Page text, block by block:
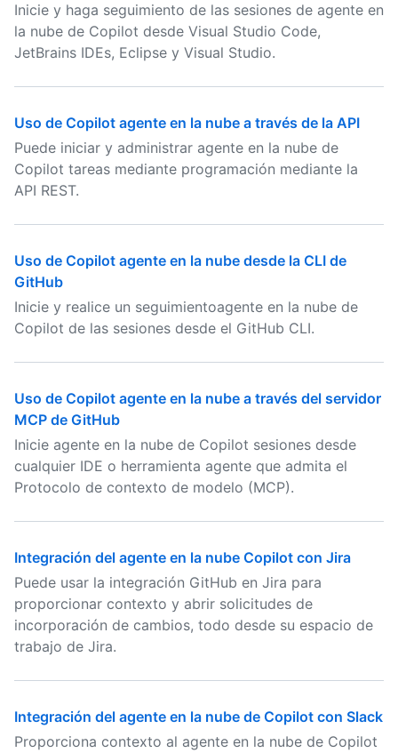
Inicie y haga seguimiento de las sesiones de agente en
la nube de Copilot desde Visual Studio Code,
JetBrains IDEs, Eclipse y Visual Studio.
Uso de Copilot agente en la nube a través de la API
Puede iniciar y administrar agente en la nube de
Copilot tareas mediante programación mediante la
API REST.
Uso de Copilot agente en la nube desde la CLI de
GitHub
Inicie y realice un seguimientoagente en la nube de
Copilot de las sesiones desde el GitHub CLI.
Uso de Copilot agente en la nube a través del servidor
MCP de GitHub
Inicie agente en la nube de Copilot sesiones desde
cualquier IDE o herramienta agente que admita el
Protocolo de contexto de modelo (MCP).
Integración del agente en la nube Copilot con Jira
Puede usar la integración GitHub en Jira para
proporcionar contexto y abrir solicitudes de
incorporación de cambios, todo desde su espacio de
trabajo de Jira.
Integración del agente en la nube de Copilot con Slack
Proporciona contexto al agente en la nube de Copilot